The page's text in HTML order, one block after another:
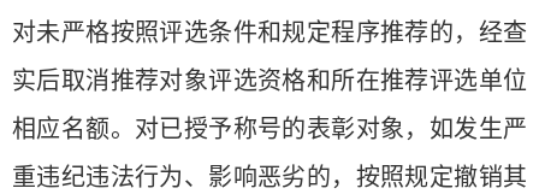
对未严格按照评选条件和规定程序推荐的，经查
实后取消推荐对象评选资格和所在推荐评选单位
相应名额。对已授予称号的表彰对象，如发生严
重违纪违法行为、影响恶劣的，按照规定撤销其